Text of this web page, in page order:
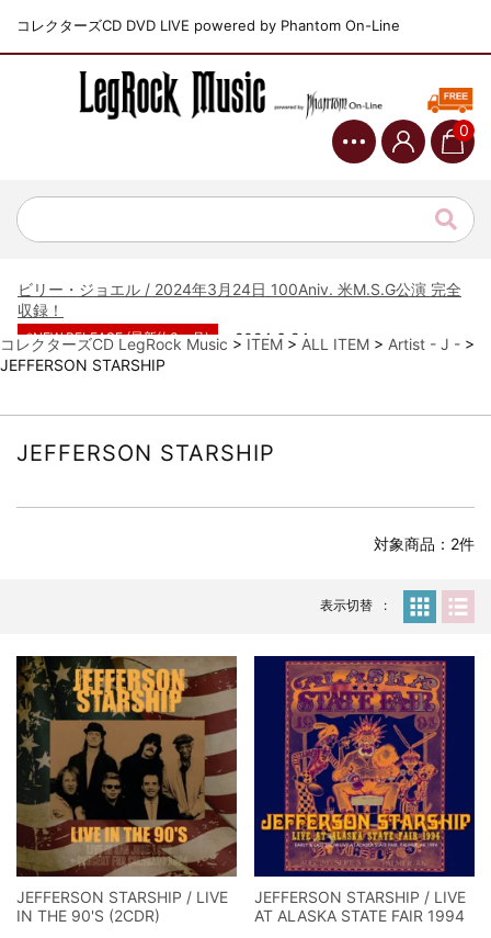
コレクターズCD DVD LIVE powered by Phantom On-Line
0
*NEW RELEASE (最新約3ヶ月)
2024.6.9
ジャーニー / 1979年5月8+9日 コロラド州 2公演 SBD 完全収録！
NGHFB / 2024年7月28日 フジロック’24公演 超高音質AI-SBD！
ウォーニング / 2024年4月22日 英リーズ公演 超高音質
IEM+Aud！
ビリー・ジョエル / 2024年3月24日 100Aniv. 米M.S.G公演 完全
収録！
*NEW RELEASE (最新約3ヶ月)
2024.6.24
リアム・ギャラガー / 2024年6月3日 カーディフ公演 IEM/AUD 完
*NEW RELEASE (最新約3ヶ月)
2024.6.24
*NEW RELEASE (最新約3ヶ月)
2024.6.20
全収録！
*NEW RELEASE (最新約3ヶ月)
2024.6.9
ユーライア・ヒープ / 2023年8月3日 ドイツ W.O.A. 公演 FHD 完
全収録！
*NEW RELEASE (最新約3ヶ月)
2024.6.9
ジャーニー / 1979年5月8+9日 コロラド州 2公演 SBD 完全収録！
*NEW RELEASE (最新約3ヶ月)
2024.11.9
NGHFB / 2024年7月28日 フジロック’24公演 超高音質AI-SBD！
*NEW RELEASE (最新約3ヶ月)
2024.8.24
ウォーニング / 2024年4月22日 英リーズ公演 超高音質
IEM+Aud！
*NEW RELEASE (最新約3ヶ月)
2024.6.24
コレクターズCD LegRock Music > ITEM > ALL ITEM > Artist - J - >
JEFFERSON STARSHIP
JEFFERSON STARSHIP
対象商品：2件
表示切替
JEFFERSON STARSHIP / LIVE
IN THE 90'S (2CDR)
JEFFERSON STARSHIP / LIVE
AT ALASKA STATE FAIR 1994